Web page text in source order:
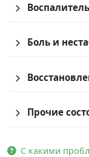
Боль и
Прочие
С какими